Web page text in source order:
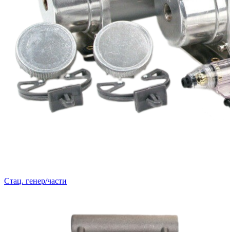
Стац. генер/части